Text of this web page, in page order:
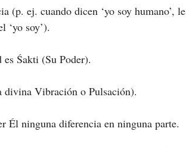
(p. ej. cuando dicen ‘yo soy humano’, le
‘yo soy’).
Śakti (Su Poder).
divina Vibración o Pulsación).
Él ninguna diferencia en ninguna parte.